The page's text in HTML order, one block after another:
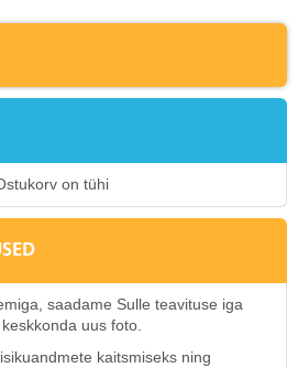
on tühi
saadame Sulle teavituse iga
uus foto.
kaitsmiseks ning